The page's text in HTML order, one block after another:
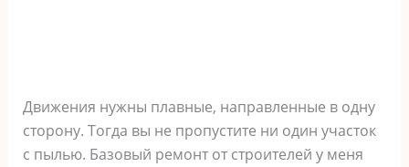
Движения нужны плавные, направленные в одну
сторону. Тогда вы не пропустите ни один участок
с пылью. Базовый ремонт от строителей у меня